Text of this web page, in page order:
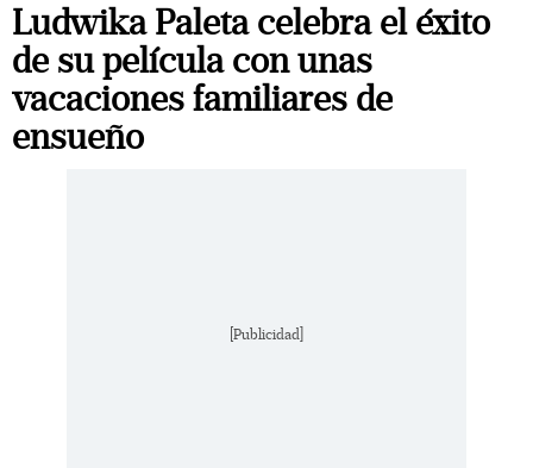
Ludwika Paleta celebra el éxito
de su película con unas
vacaciones familiares de
ensueño
[Publicidad]